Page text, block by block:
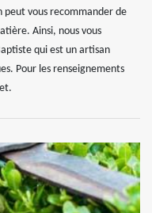
peut vous recommander de
Ainsi, nous vous
qui est un artisan
Pour les renseignements